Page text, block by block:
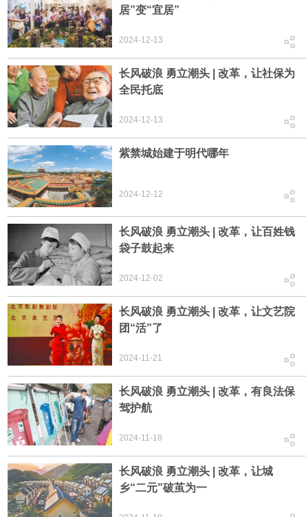
居”变“宜居”
2024-12-13
长风破浪 勇立潮头 | 改革，让社保为
全民托底
2024-12-13
紫禁城始建于明代哪年
2024-12-12
长风破浪 勇立潮头 | 改革，让百姓钱
袋子鼓起来
2024-12-02
长风破浪 勇立潮头 | 改革，让文艺院
团“活”了
2024-11-21
长风破浪 勇立潮头 | 改革，有良法保
驾护航
2024-11-18
长风破浪 勇立潮头 | 改革，让城
乡“二元”破茧为一